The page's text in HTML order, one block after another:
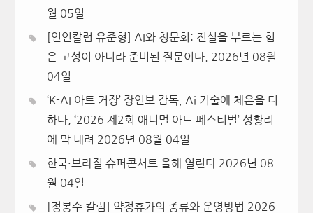
월 05일
[인인칼럼 유준형] AI와 청문회: 진실을 부르는 힘
은 고성이 아니라 준비된 질문이다.
2026년 08월
04일
‘K-AI 아트 거장’ 장인보 감독, Ai 기술에 체온을 더
하다, ‘2026 제2회 애니멀 아트 페스티벌’ 성황리
에 막 내려 2026년 08월 04일
한국·브라질 슈퍼콘서트 올해 열린다 2026년 08
월 04일
[정봉수 칼럼] 약정휴가의 종류와 운영방법 2026